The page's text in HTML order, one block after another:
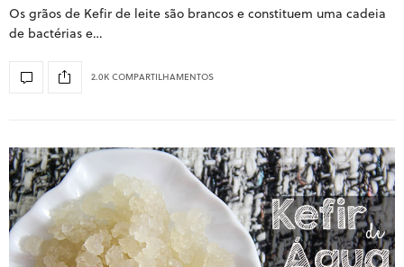
Os grãos de Kefir de leite são brancos e constituem uma cadeia
de bactérias e…
2.0K COMPARTILHAMENTOS